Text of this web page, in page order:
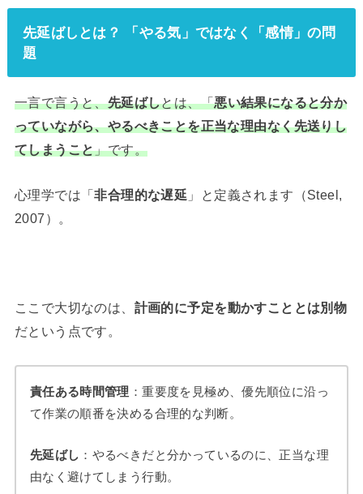
先延ばしとは？ 「やる気」ではなく「感情」の問
題
一言で言うと、先延ばしとは、「悪い結果になると分か
っていながら、やるべきことを正当な理由なく先送りし
てしまうこと」です。
心理学では「非合理的な遅延 」と定義されます（Steel,
2007）。
ここで大切なのは、 計画的に予定を動かすこととは別物
だという点です。
責任ある時間管理 ：重要度を見極め、優先順位に沿っ
て作業の順番を決める合理的な判断。
先延ばし ：やるべきだと分かっているのに、正当な理
由なく避けてしまう行動。